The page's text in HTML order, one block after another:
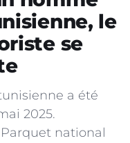
le
se
a été
2025.
national